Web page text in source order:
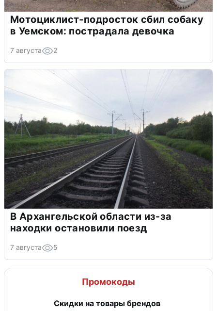
Мотоциклист-подросток сбил собаку
в Уемском: пострадала девочка
7 августа 2
В Архангельской области из-за
находки остановили поезд
7 августа 5
Промокоды
Скидки на товары брендов